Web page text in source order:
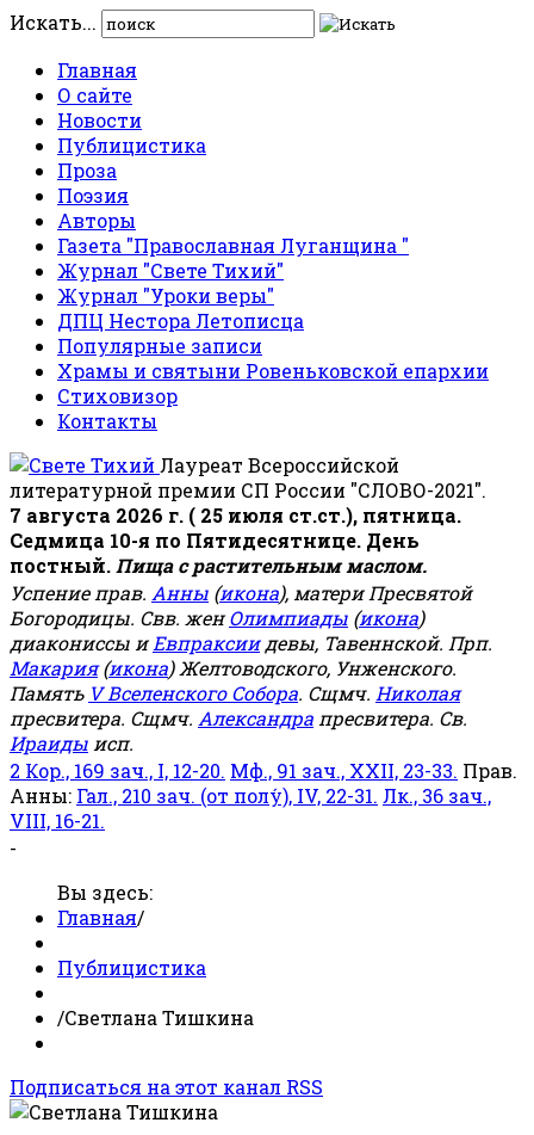
Искать...
Главная
О сайте
Новости
Публицистика
Проза
Поэзия
Авторы
Газета "Православная Луганщина "
Журнал "Свете Тихий"
Журнал "Уроки веры"
ДПЦ Нестора Летописца
Популярные записи
Храмы и святыни Ровеньковской епархии
Стиховизор
Контакты
Лауреат Всероссийской
литературной премии СП России "СЛОВО-2021".
7 августа 2026 г. ( 25 июля ст.ст.), пятница.
Седмица 10-я по Пятидесятнице. День
постный. Пища с растительным маслом.
Успение прав. Анны (икона), матери Пресвятой
Богородицы. Свв. женОлимпиады (икона)
диакониссы иЕвпраксиидевы, Тавеннской. Прп.
Макария(икона) Желтоводского, Унженского.
Память V Вселенского Собора. Сщмч. Николая
пресвитера. Сщмч. Александра пресвитера. Св.
Ираиды исп.
2 Кор., 169 зач., I, 12-20. Мф., 91 зач., XXII, 23-33. Прав.
Анны: Гал., 210 зач. (от полу́), IV, 22-31. Лк., 36 зач.,
VIII, 16-21.
-
Вы здесь:
Главная/
Публицистика
/Светлана Тишкина
Подписаться на этот канал RSS